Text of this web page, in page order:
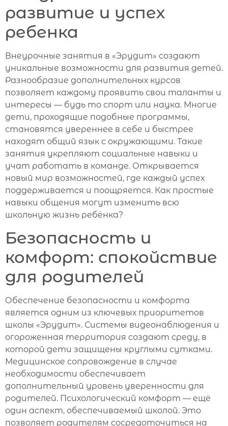
развитие и успех
ребенка
Внеурочные занятия в «Эрудит» создают
уникальные возможности для развития детей.
Разнообразие дополнительных курсов
позволяет каждому проявить свои таланты и
интересы — будь то спорт или наука. Многие
дети, проходящие подобные программы,
становятся увереннее в себе и быстрее
находят общий язык с окружающими. Такие
занятия укрепляют социальные навыки и
учат работать в команде. Открывается
новый мир возможностей, где каждый успех
поддерживается и поощряется. Как простые
навыки общения могут изменить всю
школьную жизнь ребёнка?
Безопасность и
комфорт: спокойствие
для родителей
Обеспечение безопасности и комфорта
является одним из ключевых приоритетов
школы «Эрудит». Системы видеонаблюдения и
огороженная территория создают среду, в
которой дети защищены круглыми сутками.
Медицинское сопровождение в случае
необходимости обеспечивает
дополнительный уровень уверенности для
родителей. Психологический комфорт — ещё
один аспект, обеспечиваемый школой. Это
позволяет родителям сосредоточиться на